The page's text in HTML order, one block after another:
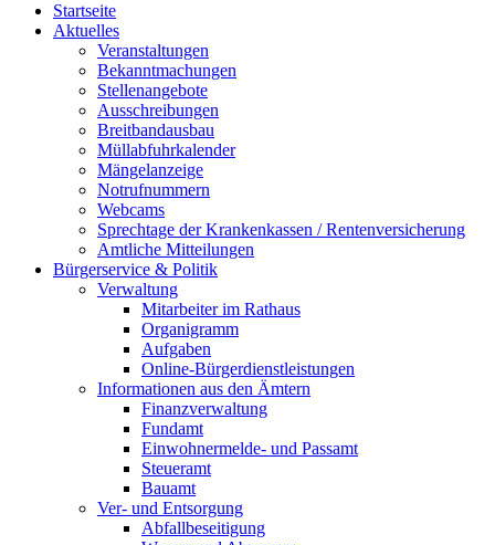
Startseite
Aktuelles
Veranstaltungen
Bekanntmachungen
Stellenangebote
Ausschreibungen
Breitbandausbau
Müllabfuhrkalender
Mängelanzeige
Notrufnummern
Webcams
Sprechtage der Krankenkassen / Rentenversicherung
Amtliche Mitteilungen
Bürgerservice & Politik
Verwaltung
Mitarbeiter im Rathaus
Organigramm
Aufgaben
Online-Bürgerdienstleistungen
Informationen aus den Ämtern
Finanzverwaltung
Fundamt
Einwohnermelde- und Passamt
Steueramt
Bauamt
Ver- und Entsorgung
Abfallbeseitigung